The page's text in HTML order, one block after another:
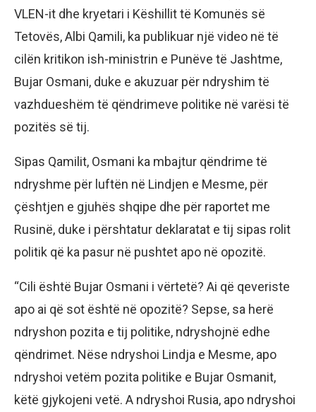
VLEN-it dhe kryetari i Këshillit të Komunës së
Tetovës, Albi Qamili, ka publikuar një video në të
cilën kritikon ish-ministrin e Punëve të Jashtme,
Bujar Osmani, duke e akuzuar për ndryshim të
vazhdueshëm të qëndrimeve politike në varësi të
pozitës së tij.
Sipas Qamilit, Osmani ka mbajtur qëndrime të
ndryshme për luftën në Lindjen e Mesme, për
çështjen e gjuhës shqipe dhe për raportet me
Rusinë, duke i përshtatur deklaratat e tij sipas rolit
politik që ka pasur në pushtet apo në opozitë.
“Cili është Bujar Osmani i vërtetë? Ai që qeveriste
apo ai që sot është në opozitë? Sepse, sa herë
ndryshon pozita e tij politike, ndryshojnë edhe
qëndrimet. Nëse ndryshoi Lindja e Mesme, apo
ndryshoi vetëm pozita politike e Bujar Osmanit,
këtë gjykojeni vetë. A ndryshoi Rusia, apo ndryshoi